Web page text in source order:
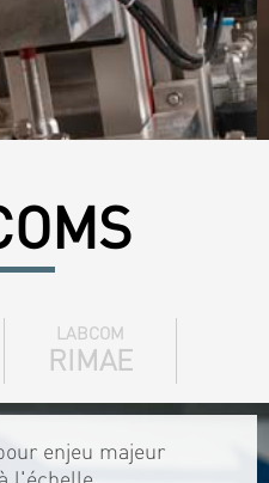
LABCOM
RIMAE
enjeu majeur